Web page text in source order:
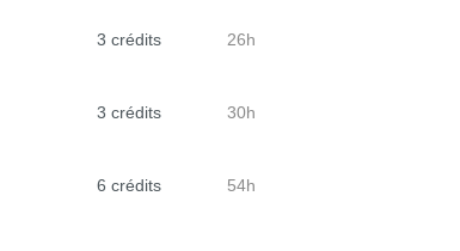
3 crédits 26h
3 crédits 30h
6 crédits 54h